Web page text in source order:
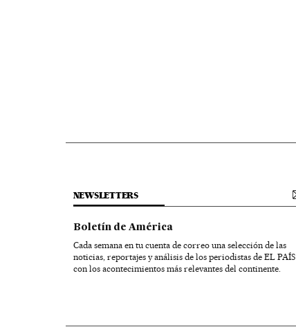
NEWSLETTERS
Boletín de América
Cada semana en tu cuenta de correo una selección de las
noticias, reportajes y análisis de los periodistas de EL PAÍS
con los acontecimientos más relevantes del continente.